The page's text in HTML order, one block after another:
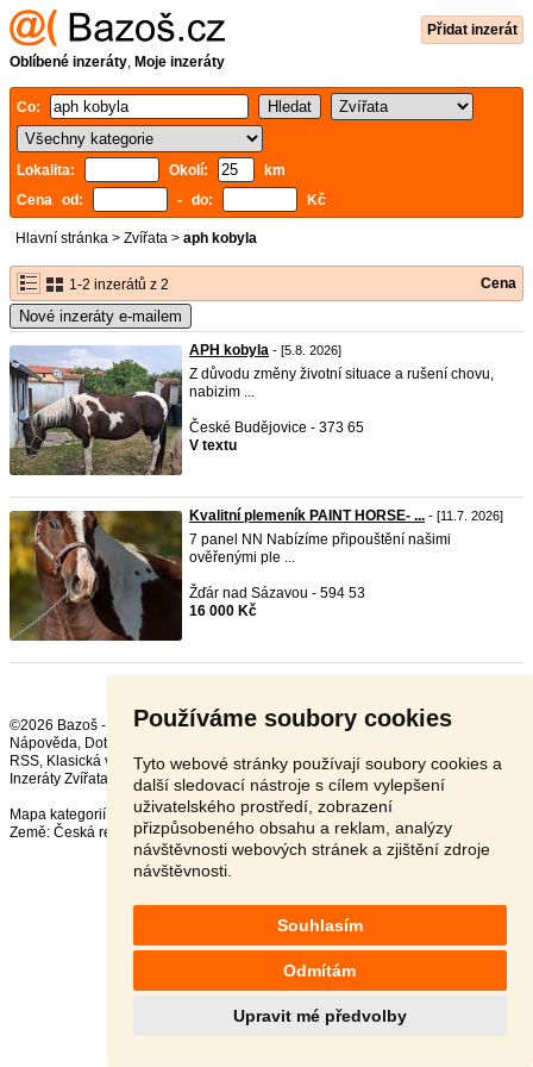
Používáme soubory cookies
Tyto webové stránky používají soubory cookies a
další sledovací nástroje s cílem vylepšení
uživatelského prostředí, zobrazení
přizpůsobeného obsahu a reklam, analýzy
návštěvnosti webových stránek a zjištění zdroje
návštěvnosti.
Souhlasím
Odmítám
Upravit mé předvolby
Přidat inzerát
Oblíbené inzeráty, Moje inzeráty
Co:
Lokalita: Okolí:
km
Cena od:
- do: Kč
Hlavní stránka > Zvířata > aph kobyla
1-2 inzerátů z 2 Cena
Nové inzeráty e-mailem
APH kobyla - [5.8. 2026]
Z důvodu změny životní situace a rušení chovu,
nabizim ...
České Budějovice - 373 65
V textu
Kvalitní plemeník PAINT HORSE- ... - [11.7. 2026]
7 panel NN Nabízíme připouštění našimi
ověřenými ple ...
Žďár nad Sázavou - 594 53
16 000 Kč
©2026 Bazoš -
Inzerce, Bazar
Nápověda, Dotazy
RSS,
Inzeráty Zvířata celkem:41770, za 24 hodin:2356
Mapa kategorií
Nejvyhledávanější výrazy
Země: Česká republika,Slovensko,Polsko,Rakousko